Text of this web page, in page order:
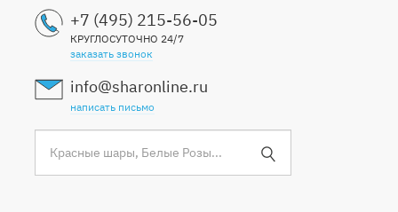
+7 (495) 215-56-05
КРУГЛОСУТОЧНО 24/7
заказать звонок
info@sharonline.ru
написать письмо